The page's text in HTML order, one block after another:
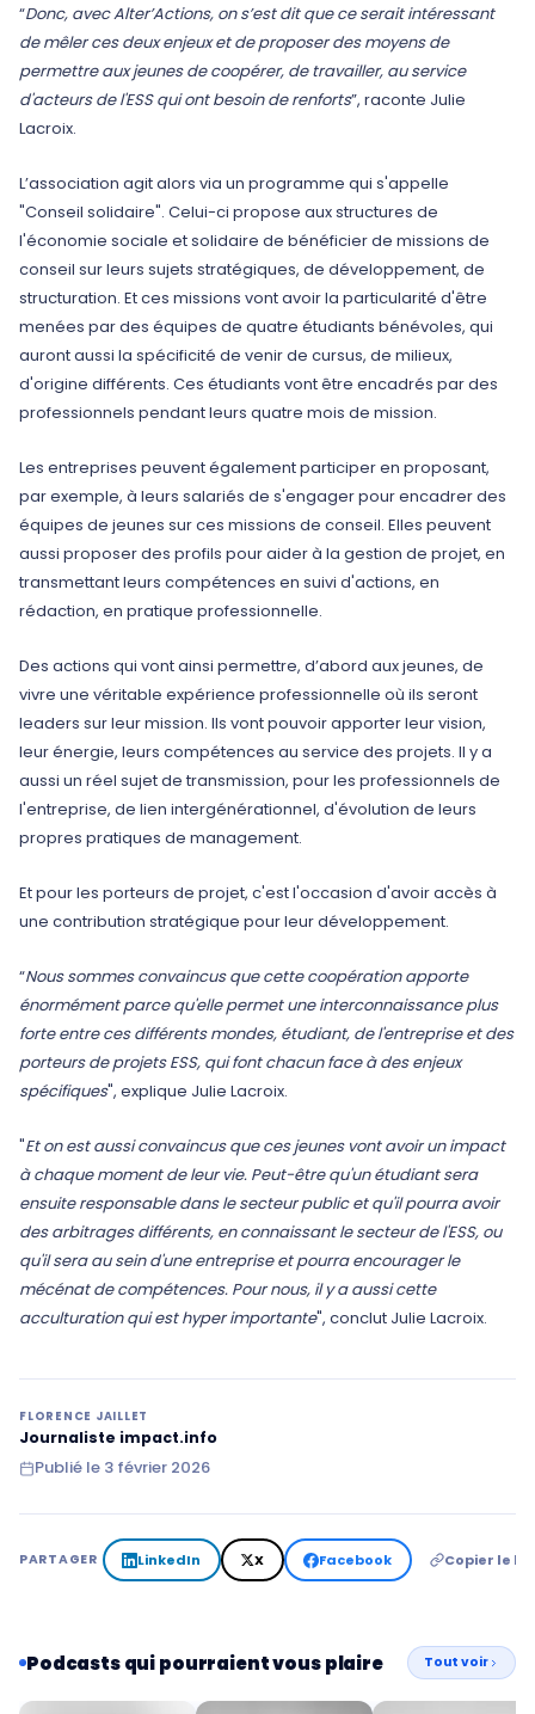
“Donc, avec Alter’Actions, on s’est dit que ce serait intéressant
de mêler ces deux enjeux et de proposer des moyens de
permettre aux jeunes de coopérer, de travailler, au service
d'acteurs de l'ESS qui ont besoin de renforts”, raconte Julie
Lacroix.
L’association agit alors via un programme qui s'appelle
"Conseil solidaire". Celui-ci propose aux structures de
l'économie sociale et solidaire de bénéficier de missions de
conseil sur leurs sujets stratégiques, de développement, de
structuration. Et ces missions vont avoir la particularité d'être
menées par des équipes de quatre étudiants bénévoles, qui
auront aussi la spécificité de venir de cursus, de milieux,
d'origine différents. Ces étudiants vont être encadrés par des
professionnels pendant leurs quatre mois de mission.
Les entreprises peuvent également participer en proposant,
par exemple, à leurs salariés de s'engager pour encadrer des
équipes de jeunes sur ces missions de conseil. Elles peuvent
aussi proposer des profils pour aider à la gestion de projet, en
transmettant leurs compétences en suivi d'actions, en
rédaction, en pratique professionnelle.
Des actions qui vont ainsi permettre, d’abord aux jeunes, de
vivre une véritable expérience professionnelle où ils seront
leaders sur leur mission. Ils vont pouvoir apporter leur vision,
leur énergie, leurs compétences au service des projets. Il y a
aussi un réel sujet de transmission, pour les professionnels de
l'entreprise, de lien intergénérationnel, d'évolution de leurs
propres pratiques de management.
Et pour les porteurs de projet, c'est l'occasion d'avoir accès à
une contribution stratégique pour leur développement.
“Nous sommes convaincus que cette coopération apporte
énormément parce qu'elle permet une interconnaissance plus
forte entre ces différents mondes, étudiant, de l'entreprise et des
porteurs de projets ESS, qui font chacun face à des enjeux
spécifiques", explique Julie Lacroix.
"Et on est aussi convaincus que ces jeunes vont avoir un impact
à chaque moment de leur vie. Peut-être qu'un étudiant sera
ensuite responsable dans le secteur public et qu'il pourra avoir
des arbitrages différents, en connaissant le secteur de l'ESS, ou
qu'il sera au sein d'une entreprise et pourra encourager le
mécénat de compétences. Pour nous, il y a aussi cette
acculturation qui est hyper importante", conclut Julie Lacroix.
FLORENCE JAILLET
Journaliste impact.info
Publié le 3 février 2026
PARTAGER LinkedIn X Facebook Copier le
Podcasts qui pourraient vous plaire Tout voir